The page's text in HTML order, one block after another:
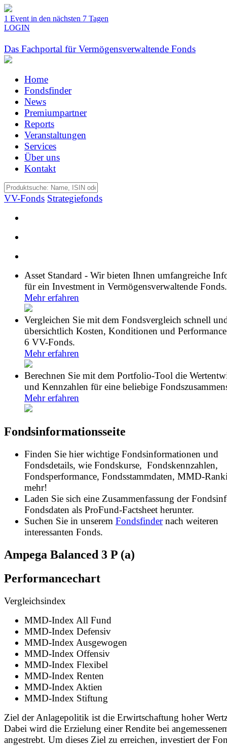
1 Event in den nächsten 7 Tagen
LOGIN
Das Fachportal für Vermögensverwaltende Fonds
Home
Fondsfinder
News
Premiumpartner
Reports
Veranstaltungen
Services
Über uns
Kontakt
VV-Fonds Strategiefonds
Asset Standard - Wir bieten Ihnen umfangreiche
für ein Investment in Vermögensverwaltende Fonds.
Mehr erfahren
Vergleichen Sie mit dem Fondsvergleich schnell
übersichtlich Kosten, Konditionen und
6 VV-Fonds.
Mehr erfahren
Berechnen Sie mit dem Portfolio-Tool die
und Kennzahlen für eine beliebige
Mehr erfahren
Fondsinformationsseite
Finden Sie hier wichtige Fondsinformationen und
Fondsdetails, wie Fondskurse, Fondskennzahlen,
Fondsperformance, Fondsstammdaten, MMD-
mehr!
Laden Sie sich eine Zusammenfassung der
Fondsdaten als ProFund-Factsheet herunter.
Suchen Sie in unserem Fondsfindernach weiteren
interessanten Fonds.
Ampega Balanced 3 P (a)
Performancechart
Vergleichsindex
MMD-Index All Fund
MMD-Index Defensiv
MMD-Index Ausgewogen
MMD-Index Offensiv
MMD-Index Flexibel
MMD-Index Renten
MMD-Index Aktien
MMD-Index Stiftung
Ziel der Anlagepolitik ist die Erwirtschaftung hoher
Dabei wird die Erzielung einer Rendite bei
angestrebt. Um dieses Ziel zu erreichen, investiert der